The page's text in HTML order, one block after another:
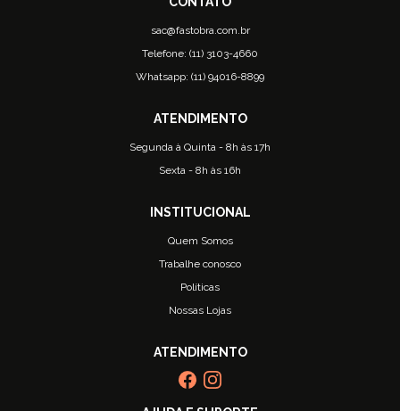
sac@fastobra.com.br
Telefone: (11) 3103-4660
Whatsapp: (11) 94016-8899
Segunda à Quinta - 8h às 17h
Sexta - 8h às 16h
Quem Somos
Trabalhe conosco
Políticas
Nossas Lojas